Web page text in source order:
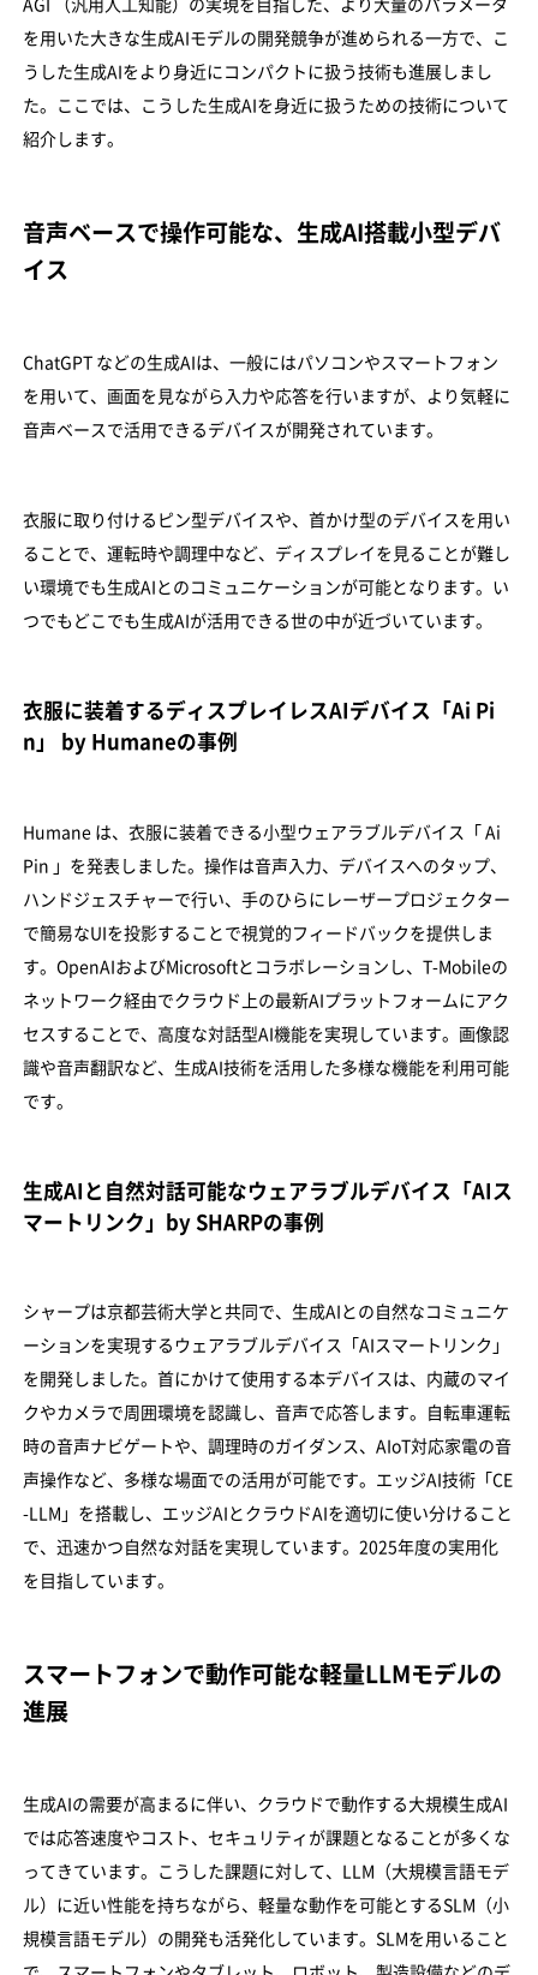
AGI （汎用人工知能）の実現を目指した、より大量のパラメータ
を用いた大きな生成AIモデルの開発競争が進められる一方で、こ
うした生成AIをより身近にコンパクトに扱う技術も進展しまし
た。ここでは、こうした生成AIを身近に扱うための技術について
紹介します。
音声ベースで操作可能な、生成AI搭載小型デバ
イス
ChatGPT などの生成AIは、一般にはパソコンやスマートフォン
を用いて、画面を見ながら入力や応答を行いますが、より気軽に
音声ベースで活用できるデバイスが開発されています。
衣服に取り付けるピン型デバイスや、首かけ型のデバイスを用い
ることで、運転時や調理中など、ディスプレイを見ることが難し
い環境でも生成AIとのコミュニケーションが可能となります。い
つでもどこでも生成AIが活用できる世の中が近づいています。
衣服に装着するディスプレイレスAIデバイス「Ai Pi
n」 by Humaneの事例
Humane は、衣服に装着できる小型ウェアラブルデバイス「 Ai
Pin 」を発表しました。操作は音声入力、デバイスへのタップ、
ハンドジェスチャーで行い、手のひらにレーザープロジェクター
で簡易なUIを投影することで視覚的フィードバックを提供しま
す。OpenAIおよびMicrosoftとコラボレーションし、T-Mobileの
ネットワーク経由でクラウド上の最新AIプラットフォームにアク
セスすることで、高度な対話型AI機能を実現しています。画像認
識や音声翻訳など、生成AI技術を活用した多様な機能を利用可能
です。
生成AIと自然対話可能なウェアラブルデバイス「AIス
マートリンク」by SHARPの事例
シャープは京都芸術大学と共同で、生成AIとの自然なコミュニケ
ーションを実現するウェアラブルデバイス「AIスマートリンク」
を開発しました。首にかけて使用する本デバイスは、内蔵のマイ
クやカメラで周囲環境を認識し、音声で応答します。自転車運転
時の音声ナビゲートや、調理時のガイダンス、AIoT対応家電の音
声操作など、多様な場面での活用が可能です。エッジAI技術「CE
-LLM」を搭載し、エッジAIとクラウドAIを適切に使い分けること
で、迅速かつ自然な対話を実現しています。2025年度の実用化
を目指しています。
スマートフォンで動作可能な軽量LLMモデルの
進展
生成AIの需要が高まるに伴い、クラウドで動作する大規模生成AI
では応答速度やコスト、セキュリティが課題となることが多くな
ってきています。こうした課題に対して、LLM（大規模言語モデ
ル）に近い性能を持ちながら、軽量な動作を可能とするSLM（小
規模言語モデル）の開発も活発化しています。SLMを用いること